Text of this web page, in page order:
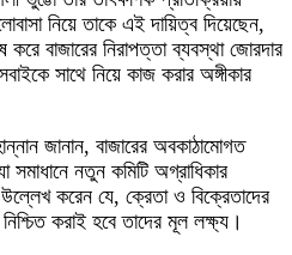
নিয়ে তাকে এই দায়িত্ব দিয়েছেন,
করে বাজারের নিরাপত্তা ব্যবস্থা জোরদার
সাথে নিয়ে কাজ করার অঙ্গীকার
জানান, বাজারের অবকাঠামোগত
নতুন কমিটি অগ্রাধিকার
করেন যে, ক্রেতা ও বিক্রেতাদের
করাই হবে তাদের মূল লক্ষ্য।